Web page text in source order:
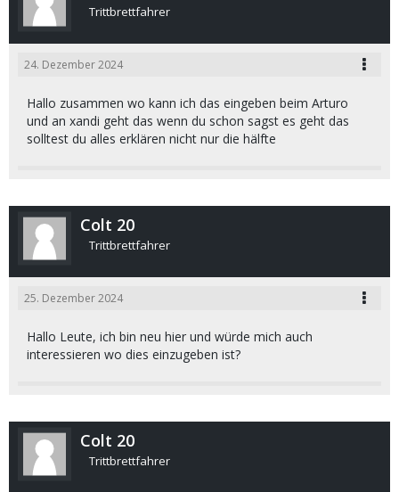
Trittbrettfahrer
24. Dezember 2024
Hallo zusammen wo kann ich das eingeben beim Arturo
und an xandi geht das wenn du schon sagst es geht das
solltest du alles erklären nicht nur die hälfte
Colt 20
Trittbrettfahrer
25. Dezember 2024
Hallo Leute, ich bin neu hier und würde mich auch
interessieren wo dies einzugeben ist?
Colt 20
Trittbrettfahrer